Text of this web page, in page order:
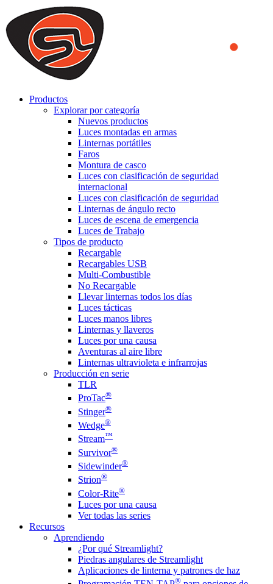
We use cookies to ensure that we provide you the best experience
on our website. By continuing to browse this website, you accept
that cookies are used to help us analyze how the website is used and
to offer you a better experience. To learn more or to find out how
you can disable cookies, you can access our
Productos
Explorar por categoría
Nuevos productos
Luces montadas en armas
Linternas portátiles
Faros
Montura de casco
Luces con clasificación de seguridad
internacional
Luces con clasificación de seguridad
Linternas de ángulo recto
Luces de escena de emergencia
Luces de Trabajo
Tipos de producto
Recargable
Recargables USB
Multi-Combustible
No Recargable
Llevar linternas todos los días
Luces tácticas
Luces manos libres
Linternas y llaveros
Luces por una causa
Aventuras al aire libre
Linternas ultravioleta e infrarrojas
Producción en serie
TLR
ProTac®
Stinger®
Wedge®
Stream™
Survivor®
Sidewinder®
Strion®
Color-Rite®
Luces por una causa
Ver todas las series
Recursos
Aprendiendo
¿Por qué Streamlight?
Piedras angulares de Streamlight
Aplicaciones de linterna y patrones de haz
®